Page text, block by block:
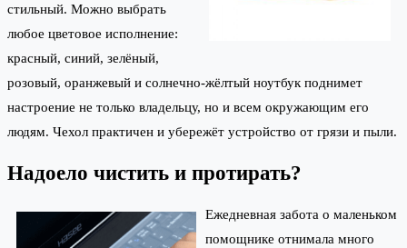
стильный. Можно выбрать
любое цветовое исполнение:
красный, синий, зелёный,
розовый, оранжевый и солнечно-жёлтый ноутбук поднимет
настроение не только владельцу, но и всем окружающим его
людям. Чехол практичен и убережёт устройство от грязи и пыли.
Надоело чистить и протирать?
Ежедневная забота о маленьком
помощнике отнимала много